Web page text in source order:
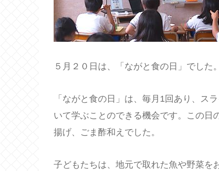
５月２０日は、「ながと食の日」でした。
「ながと食の日」は、毎月1回あり、ス
いて学ぶことのできる機会です。この日
揚げ、ごま酢和えでした。
子どもたちは、地元で取れた魚や野菜を